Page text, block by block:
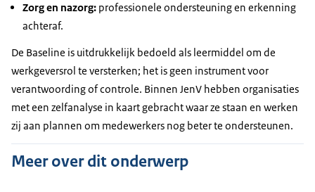
‘Preventie’, dat betekent dat je goed bewust moet
zijn van de risico's die je loopt als organisatie... en
dat je daar mitigerende maatregelen op neemt en
dat je je medewerkers goed voorbereidt.
De tweede fase gaat over ‘Hoe handel je bij een
incident’... en dat medewerkers goed weten op
dat moment wat ze moeten doen. Zowel,
bijvoorbeeld, reageren richting de dader, maar
ook een melding maken van het agressie-incident.
Zorg en nazorg: professionele ondersteuning en erkenning
achteraf.
De Baseline is uitdrukkelijk bedoeld als leermiddel om de
werkgeversrol te versterken; het is geen instrument voor
verantwoording of controle. Binnen JenV hebben organisaties
met een zelfanalyse in kaart gebracht waar ze staan en werken
zij aan plannen om medewerkers nog beter te ondersteunen.
Meer over dit onderwerp